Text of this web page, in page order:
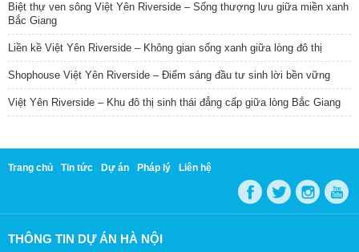
Biệt thự ven sông Việt Yên Riverside – Sống thượng lưu giữa miền xanh
Bắc Giang
Liền kề Việt Yên Riverside – Không gian sống xanh giữa lòng đô thị
Shophouse Việt Yên Riverside – Điểm sáng đầu tư sinh lời bền vững
Việt Yên Riverside – Khu đô thị sinh thái đẳng cấp giữa lòng Bắc Giang
Trang chủ Tin tức Dự án Pháp lý Liên hệ
THÔNG TIN DỰ ÁN HÀ NỘI